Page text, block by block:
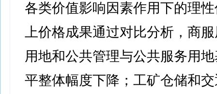
各类价值影响因素作用下的理
上价格成果通过对比分析，商
用地和公共管理与公共服务用
平整体幅度下降；工矿仓储和